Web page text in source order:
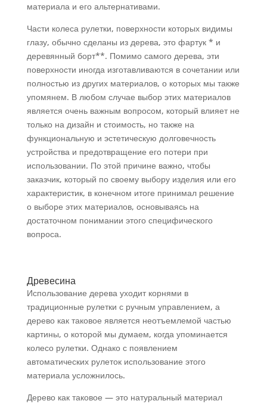
материала и его альтернативами.
Части колеса рулетки, поверхности которых видимы
глазу, обычно сделаны из дерева, это фартук * и
деревянный борт**. Помимо самого дерева, эти
поверхности иногда изготавливаются в сочетании или
полностью из других материалов, о которых мы также
упомянем. В любом случае выбор этих материалов
является очень важным вопросом, который влияет не
только на дизайн и стоимость, но также на
функциональную и эстетическую долговечность
устройства и предотвращение его потери при
использовании. По этой причине важно, чтобы
заказчик, который по своему выбору изделия или его
характеристик, в конечном итоге принимал решение
о выборе этих материалов, основываясь на
достаточном понимании этого специфического
вопроса.
Древесина
Использование дерева уходит корнями в
традиционные рулетки с ручным управлением, а
дерево как таковое является неотъемлемой частью
картины, о которой мы думаем, когда упоминается
колесо рулетки. Однако с появлением
автоматических рулеток использование этого
материала усложнилось.
Дерево как таковое — это натуральный материал